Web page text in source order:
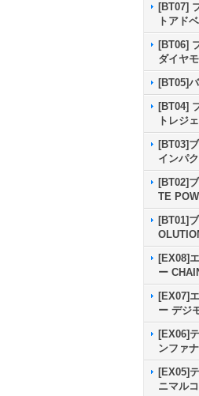
[BT07]
トアド
[BT06]
ダイヤ
[BT05]
[BT04]
トレジ
[BT03]
インパ
[BT02]
TE
[BT01]
[EX08]
ー
[EX07]
ー デジ
[EX06]
ンファ
[EX05]
ニマル